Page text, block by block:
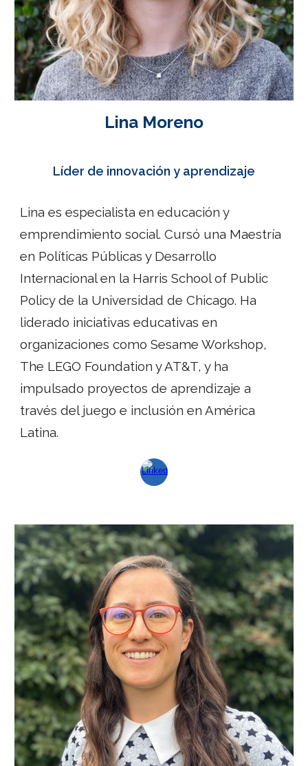
Lina Moreno
Líder de innovación y aprendizaje
Lina es especialista en educación y
emprendimiento social. Cursó una Maestría
en Políticas Públicas y Desarrollo
Internacional en la Harris School of Public
Policy de la Universidad de Chicago. Ha
liderado iniciativas educativas en
organizaciones como Sesame Workshop,
The LEGO Foundation y AT&T, y ha
impulsado proyectos de aprendizaje a
través del juego e inclusión en América
Latina.